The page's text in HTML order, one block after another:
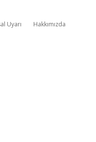
Uyarı Hakkımızda